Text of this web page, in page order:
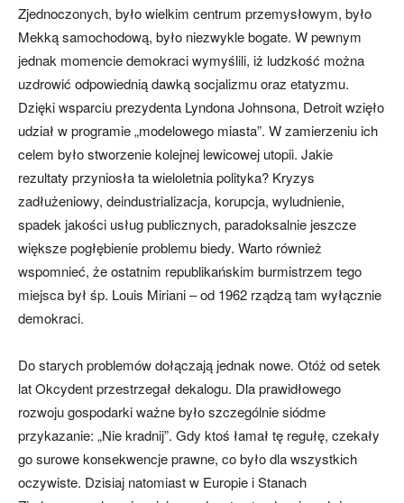
Zjednoczonych, było wielkim centrum przemysłowym, było
Mekką samochodową, było niezwykle bogate. W pewnym
jednak momencie demokraci wymyślili, iż ludzkość można
uzdrowić odpowiednią dawką socjalizmu oraz etatyzmu.
Dzięki wsparciu prezydenta Lyndona Johnsona, Detroit wzięło
udział w programie „modelowego miasta”. W zamierzeniu ich
celem było stworzenie kolejnej lewicowej utopii. Jakie
rezultaty przyniosła ta wieloletnia polityka? Kryzys
zadłużeniowy, deindustrializacja, korupcja, wyludnienie,
spadek jakości usług publicznych, paradoksalnie jeszcze
większe pogłębienie problemu biedy. Warto również
wspomnieć, że ostatnim republikańskim burmistrzem tego
miejsca był śp. Louis Miriani – od 1962 rządzą tam wyłącznie
demokraci.
Do starych problemów dołączają jednak nowe. Otóż od setek
lat Okcydent przestrzegał dekalogu. Dla prawidłowego
rozwoju gospodarki ważne było szczególnie siódme
przykazanie: „Nie kradnij”. Gdy ktoś łamał tę regułę, czekały
go surowe konsekwencje prawne, co było dla wszystkich
oczywiste. Dzisiaj natomiast w Europie i Stanach